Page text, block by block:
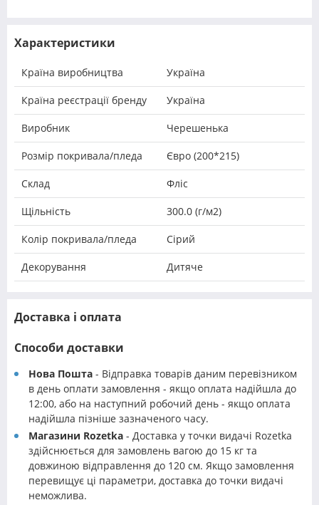
Характеристики
Країна виробництва Україна
Країна реєстрації бренду Україна
Виробник Черешенька
Розмір покривала/пледа Євро (200*215)
Склад Фліс
Щільність 300.0 (г/м2)
Колір покривала/пледа Сірий
Декорування Дитяче
Доставка і оплата
Способи доставки
Нова Пошта - Відправка товарів даним перевізником
в день оплати замовлення - якщо оплата надійшла до
12:00, або на наступний робочий день - якщо оплата
надійшла пізніше зазначеного часу.
Магазини Rozetka - Доставка у точки видачі Rozetka
здійснюється для замовлень вагою до 15 кг та
довжиною відправлення до 120 см. Якщо замовлення
перевищує ці параметри, доставка до точки видачі
неможлива.